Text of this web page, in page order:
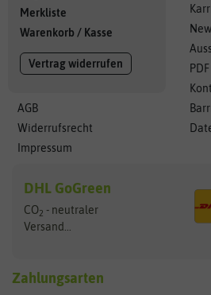
Merkliste
Warenkorb / Kasse
Vertrag widerrufen
AGB
Widerrufsrecht
Impressum
DHL GoGreen
CO2 - neutraler
Versand...
Zahlungsarten